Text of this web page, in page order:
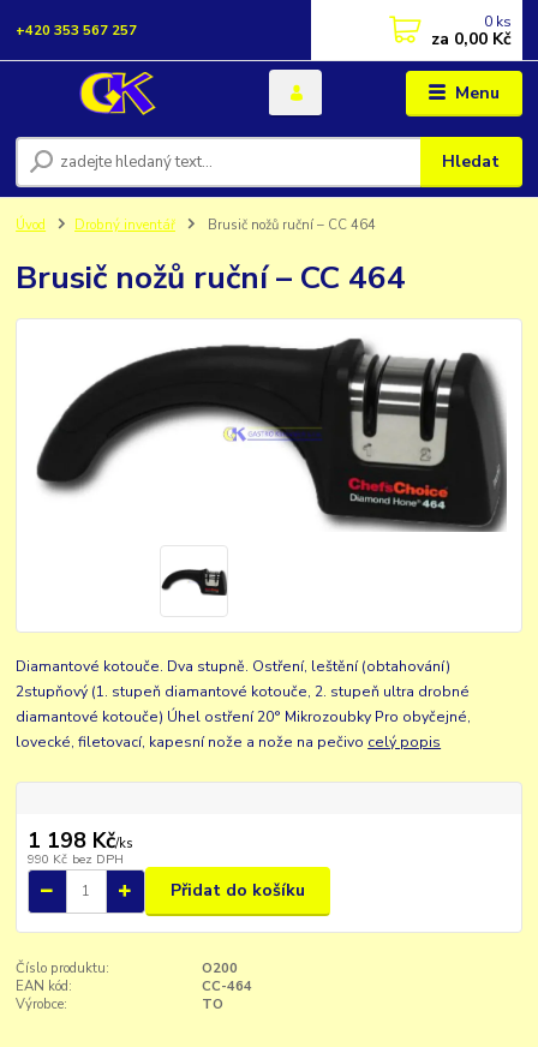
Menu
Hledat
+420 353 567 257 0 ks
za 0,00 Kč
Úvod Drobný inventář Brusič nožů ruční – CC 464
Brusič nožů ruční – CC 464
Diamantové kotouče. Dva stupně. Ostření, leštění (obtahování)
2stupňový (1. stupeň diamantové kotouče, 2. stupeň ultra drobné
diamantové kotouče) Úhel ostření 20° Mikrozoubky Pro obyčejné,
lovecké, filetovací, kapesní nože a nože na pečivo celý popis
1 198 Kč/ks
990 Kč bez DPH
Přidat do košíku
Číslo produktu:
O200
EAN kód:
CC-464
Výrobce:
TO